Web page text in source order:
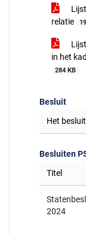
relatie
in het
284 KB
Besluit
Het
Besluiten
Titel
2024